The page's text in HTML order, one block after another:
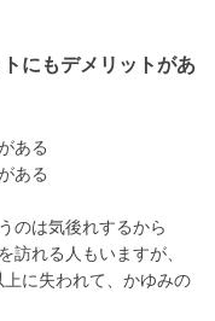
にもデメリットがあ
ある
ある
のは気後れするから
訪れる人もいますが、
に失われて、かゆみの